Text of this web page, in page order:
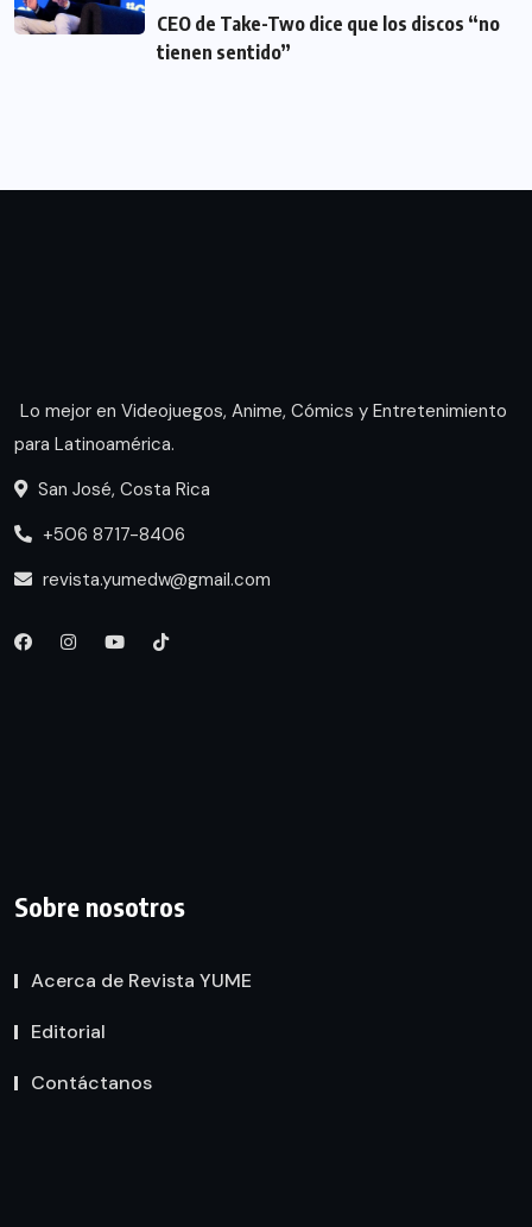
CEO de Take-Two dice que los discos “no
tienen sentido”
Lo mejor en Videojuegos, Anime, Cómics y Entretenimiento
para Latinoamérica.
San José, Costa Rica
+506 8717-8406
revista.yumedw@gmail.com
Sobre nosotros
Acerca de Revista YUME
Editorial
Contáctanos